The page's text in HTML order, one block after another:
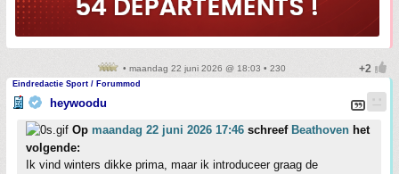
• maandag 22 juni 2026 @ 18:03 • 230
Eindredactie Sport / Forummod
heywoodu
Op maandag 22 juni 2026 17:46 schreef Beathoven het
volgende:
Ik vind winters dikke prima, maar ik introduceer graag de